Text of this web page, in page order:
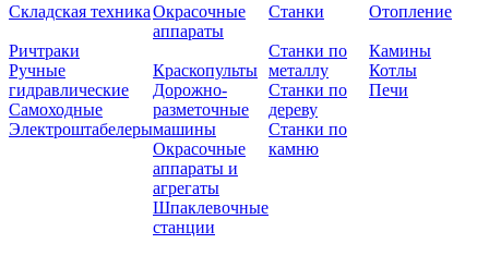
Складская техника
Ричтраки
Ручные
гидравлические
Самоходные
Электроштабелеры
Окрасочные
аппараты
Краскопульты
Дорожно-
разметочные
машины
Окрасочные
аппараты и
агрегаты
Шпаклевочные
станции
Станки
Станки по
металлу
Станки по
дереву
Станки по
камню
Отопление
Камины
Котлы
Печи